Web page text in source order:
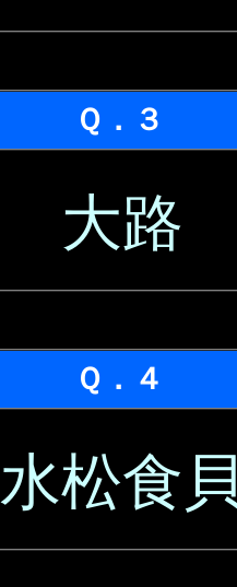
Ｑ．３
大路
Ｑ．４
水松食貝